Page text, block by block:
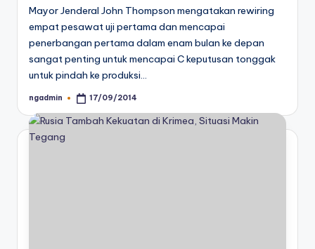
Mayor Jenderal John Thompson mengatakan rewiring
empat pesawat uji pertama dan mencapai
penerbangan pertama dalam enam bulan ke depan
sangat penting untuk mencapai C keputusan tonggak
untuk pindah ke produksi…
Posted
ngadmin 17/09/2014